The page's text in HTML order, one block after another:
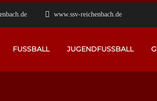
www.ssv-reichenbach.de
FUSSBALL JUGENDFUSSBALL